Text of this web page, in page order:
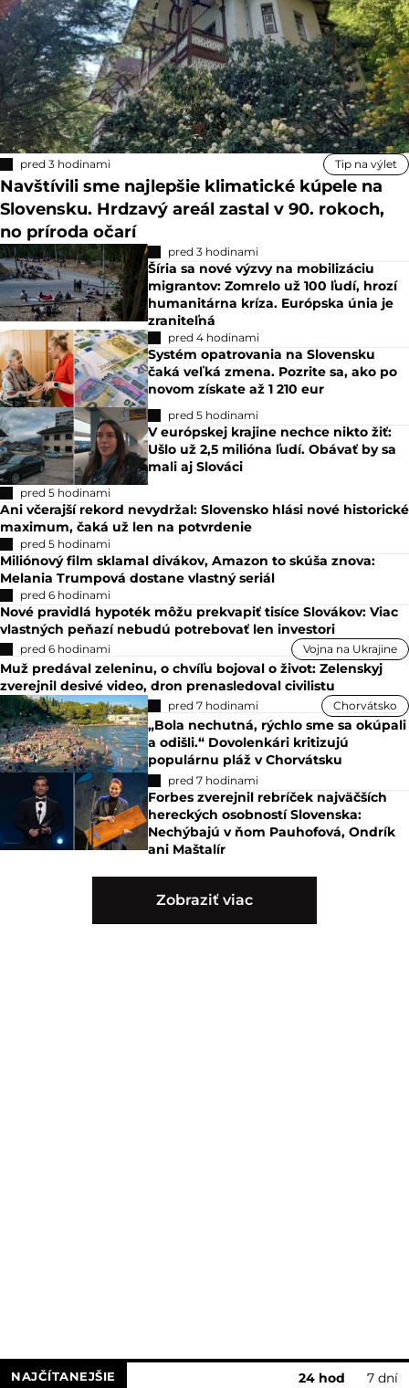
pred 3 hodinami Tip na výlet
Navštívili sme najlepšie klimatické kúpele na
Slovensku. Hrdzavý areál zastal v 90. rokoch,
no príroda očarí
pred 3 hodinami
Šíria sa nové výzvy na mobilizáciu
migrantov: Zomrelo už 100 ľudí, hrozí
humanitárna kríza. Európska únia je
zraniteľná
pred 4 hodinami
Systém opatrovania na Slovensku
čaká veľká zmena. Pozrite sa, ako po
novom získate až 1 210 eur
pred 5 hodinami
V európskej krajine nechce nikto žiť:
Ušlo už 2,5 milióna ľudí. Obávať by sa
mali aj Slováci
pred 5 hodinami
Ani včerajší rekord nevydržal: Slovensko hlási nové historické
maximum, čaká už len na potvrdenie
pred 5 hodinami
Miliónový film sklamal divákov, Amazon to skúša znova:
Melania Trumpová dostane vlastný seriál
pred 6 hodinami
Nové pravidlá hypoték môžu prekvapiť tisíce Slovákov: Viac
vlastných peňazí nebudú potrebovať len investori
pred 6 hodinami Vojna na Ukrajine
Muž predával zeleninu, o chvíľu bojoval o život: Zelenskyj
zverejnil desivé video, dron prenasledoval civilistu
pred 7 hodinami Chorvátsko
„Bola nechutná, rýchlo sme sa okúpali
a odišli.“ Dovolenkári kritizujú
populárnu pláž v Chorvátsku
pred 7 hodinami
Forbes zverejnil rebríček najväčších
hereckých osobností Slovenska:
Nechýbajú v ňom Pauhofová, Ondrík
ani Maštalír
Zobraziť viac
NAJČÍTANEJŠIE 24 hod 7 dní